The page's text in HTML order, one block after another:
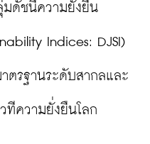
มดัชนีความยั่งยืน
Indices: DJSI)
ตรฐานระดับสากลและ
ทีความยั่งยืนโลก